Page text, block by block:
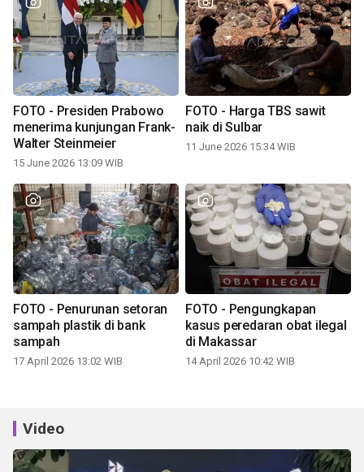
FOTO - Presiden Prabowo
menerima kunjungan Frank-
Walter Steinmeier
15 June 2026 13:09 WIB
FOTO - Harga TBS sawit
naik di Sulbar
11 June 2026 15:34 WIB
FOTO - Penurunan setoran
sampah plastik di bank
sampah
17 April 2026 13:02 WIB
FOTO - Pengungkapan
kasus peredaran obat ilegal
di Makassar
14 April 2026 10:42 WIB
Video